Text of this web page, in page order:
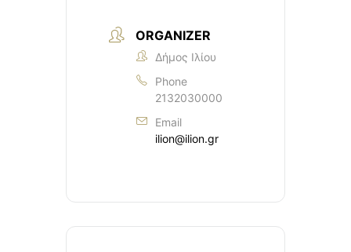
ORGANIZER
Δήμος Ιλίου
Phone
2132030000
Email
ilion@ilion.gr